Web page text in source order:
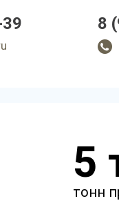
8
Специалист
ближайшее5
тонн